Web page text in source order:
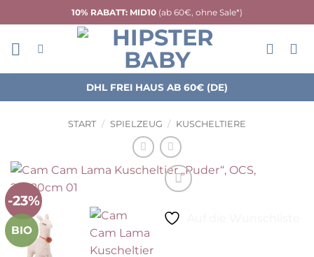
Inhalt
springen
10% RABATT: MID10 (ab 60€, ohne Sale*)
DHL FREI HAUS AB 60€ (DE)
START / SPIELZEUG / KUSCHELTIERE
-23%
BIO